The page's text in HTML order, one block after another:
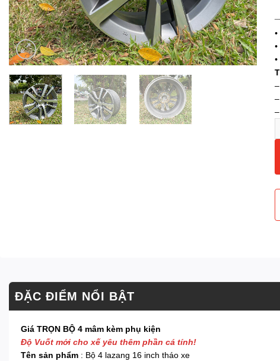
ĐẶC ĐIỂM NỔI BẬT
Giá TRỌN BỘ 4 mâm kèm phụ kiện
Độ Vuốt mới cho xế yêu thêm phần cá tính!
Tên sản phẩm : Bộ 4 lazang 16 inch tháo xe